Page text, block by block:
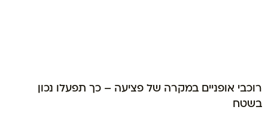
רוכבי אופניים במקרה של פציעה – כך תפעלו נכון
בשטח